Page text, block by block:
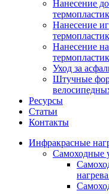
Нанесение
Нанесение
Нанесение
Уход за
Штучные
Ресурсы
Статьи
Контакты
Инфракрасные
Самоходные